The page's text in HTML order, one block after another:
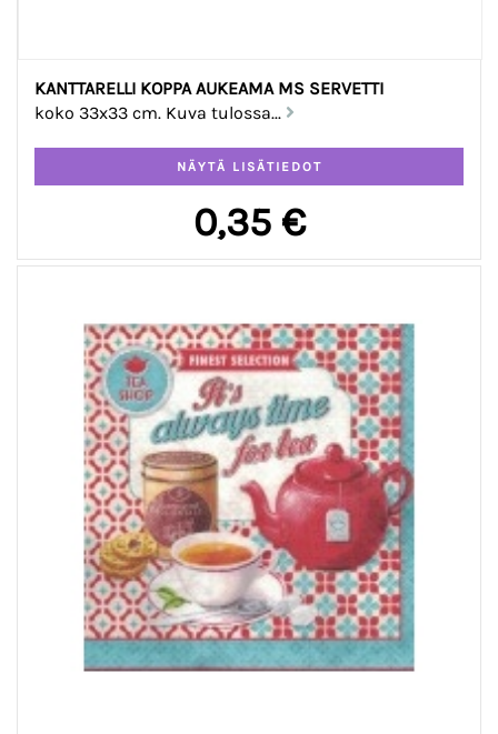
KANTTARELLI KOPPA AUKEAMA MS SERVETTI
koko 33x33 cm. Kuva tulossa...
0,35 €